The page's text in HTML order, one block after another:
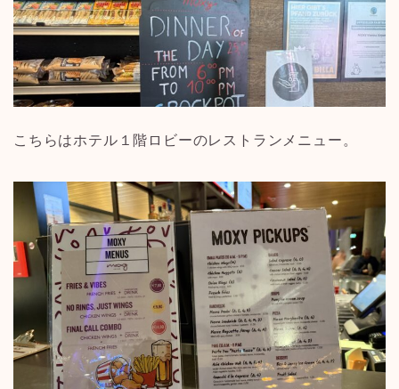
こちらはホテル１階ロビーのレストランメニュー。